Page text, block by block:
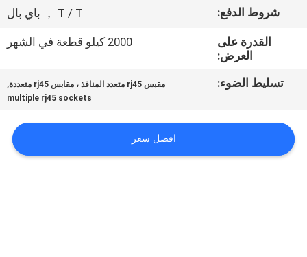
اتصل
اطلب
خريطة
شروط الدفع:
T / T ， باي بال
القدرة على
العرض:
2000 كيلو قطعة في الشهر
تسليط الضوء: مقبس rj45 متعدد المنافذ ، مقابس rj45 متعددة ,
multiple rj45 sockets
افضل سعر